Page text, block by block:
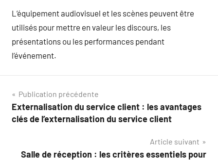
L’équipement audiovisuel et les scènes peuvent être
utilisés pour mettre en valeur les discours, les
présentations ou les performances pendant
l’événement.
Navigation
de
Publication précédente
Externalisation du service client : les avantages
clés de l’externalisation du service client
Article suivant
Salle de réception : les critères essentiels pour